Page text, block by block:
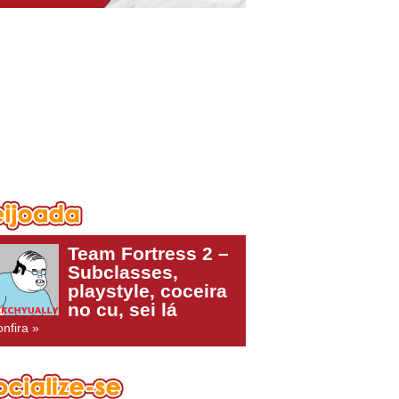
Team Fortress 2 –
Subclasses,
playstyle, coceira
no cu, sei lá
»